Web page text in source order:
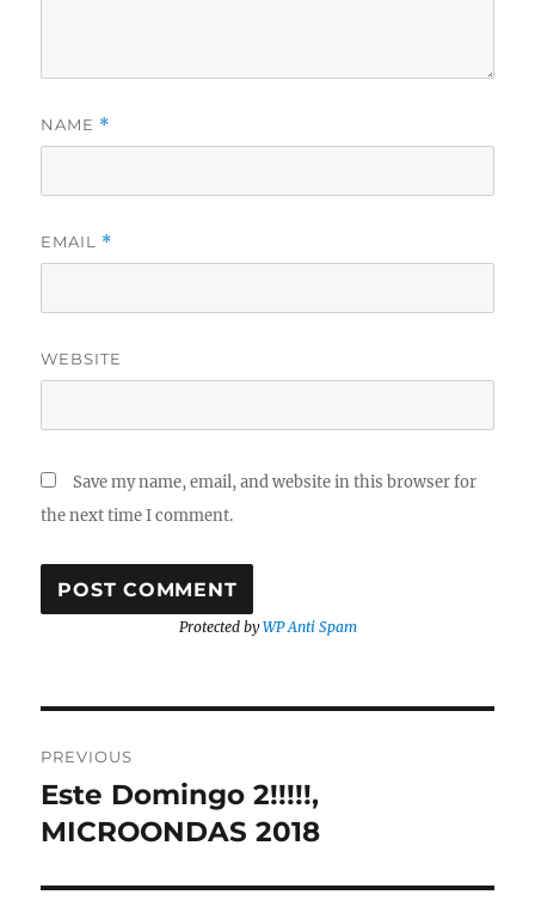
NAME *
EMAIL *
WEBSITE
Save my name, email, and website in this browser for
the next time I comment.
Protected byWP Anti Spam
navigation
PREVIOUS
Previous
post:
Este Domingo 2!!!!!,
MICROONDAS 2018